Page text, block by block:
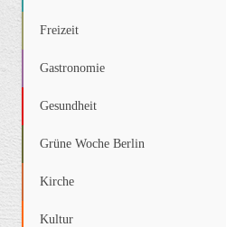
Freizeit
Gastronomie
Gesundheit
Grüne Woche Berlin
Kirche
Kultur